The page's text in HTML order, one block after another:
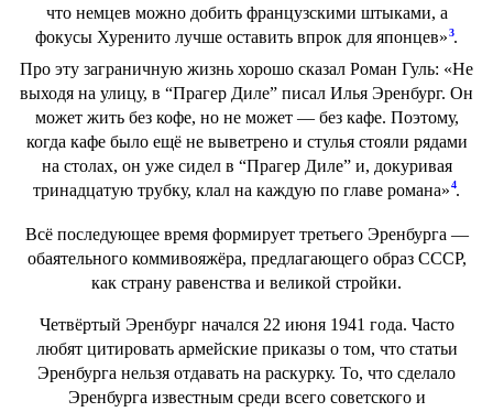
что немцев можно добить французскими штыками, а
фокусы Хуренито лучше оставить впрок для японцев» 3.
Про эту заграничную жизнь хорошо сказал Роман Гуль: «Не
выходя на улицу, в “Прагер Диле” писал Илья Эренбург. Он
может жить без кофе, но не может — без кафе. Поэтому,
когда кафе было ещё не выветрено и стулья стояли рядами
на столах, он уже сидел в “Прагер Диле” и, докуривая
тринадцатую трубку, клал на каждую по главе романа» 4.
Всё последующее время формирует третьего Эренбурга —
обаятельного коммивояжёра, предлагающего образ СССР,
как страну равенства и великой стройки.
Четвёртый Эренбург начался 22 июня 1941 года. Часто
любят цитировать армейские приказы о том, что статьи
Эренбурга нельзя отдавать на раскурку. То, что сделало
Эренбурга известным среди всего советского и